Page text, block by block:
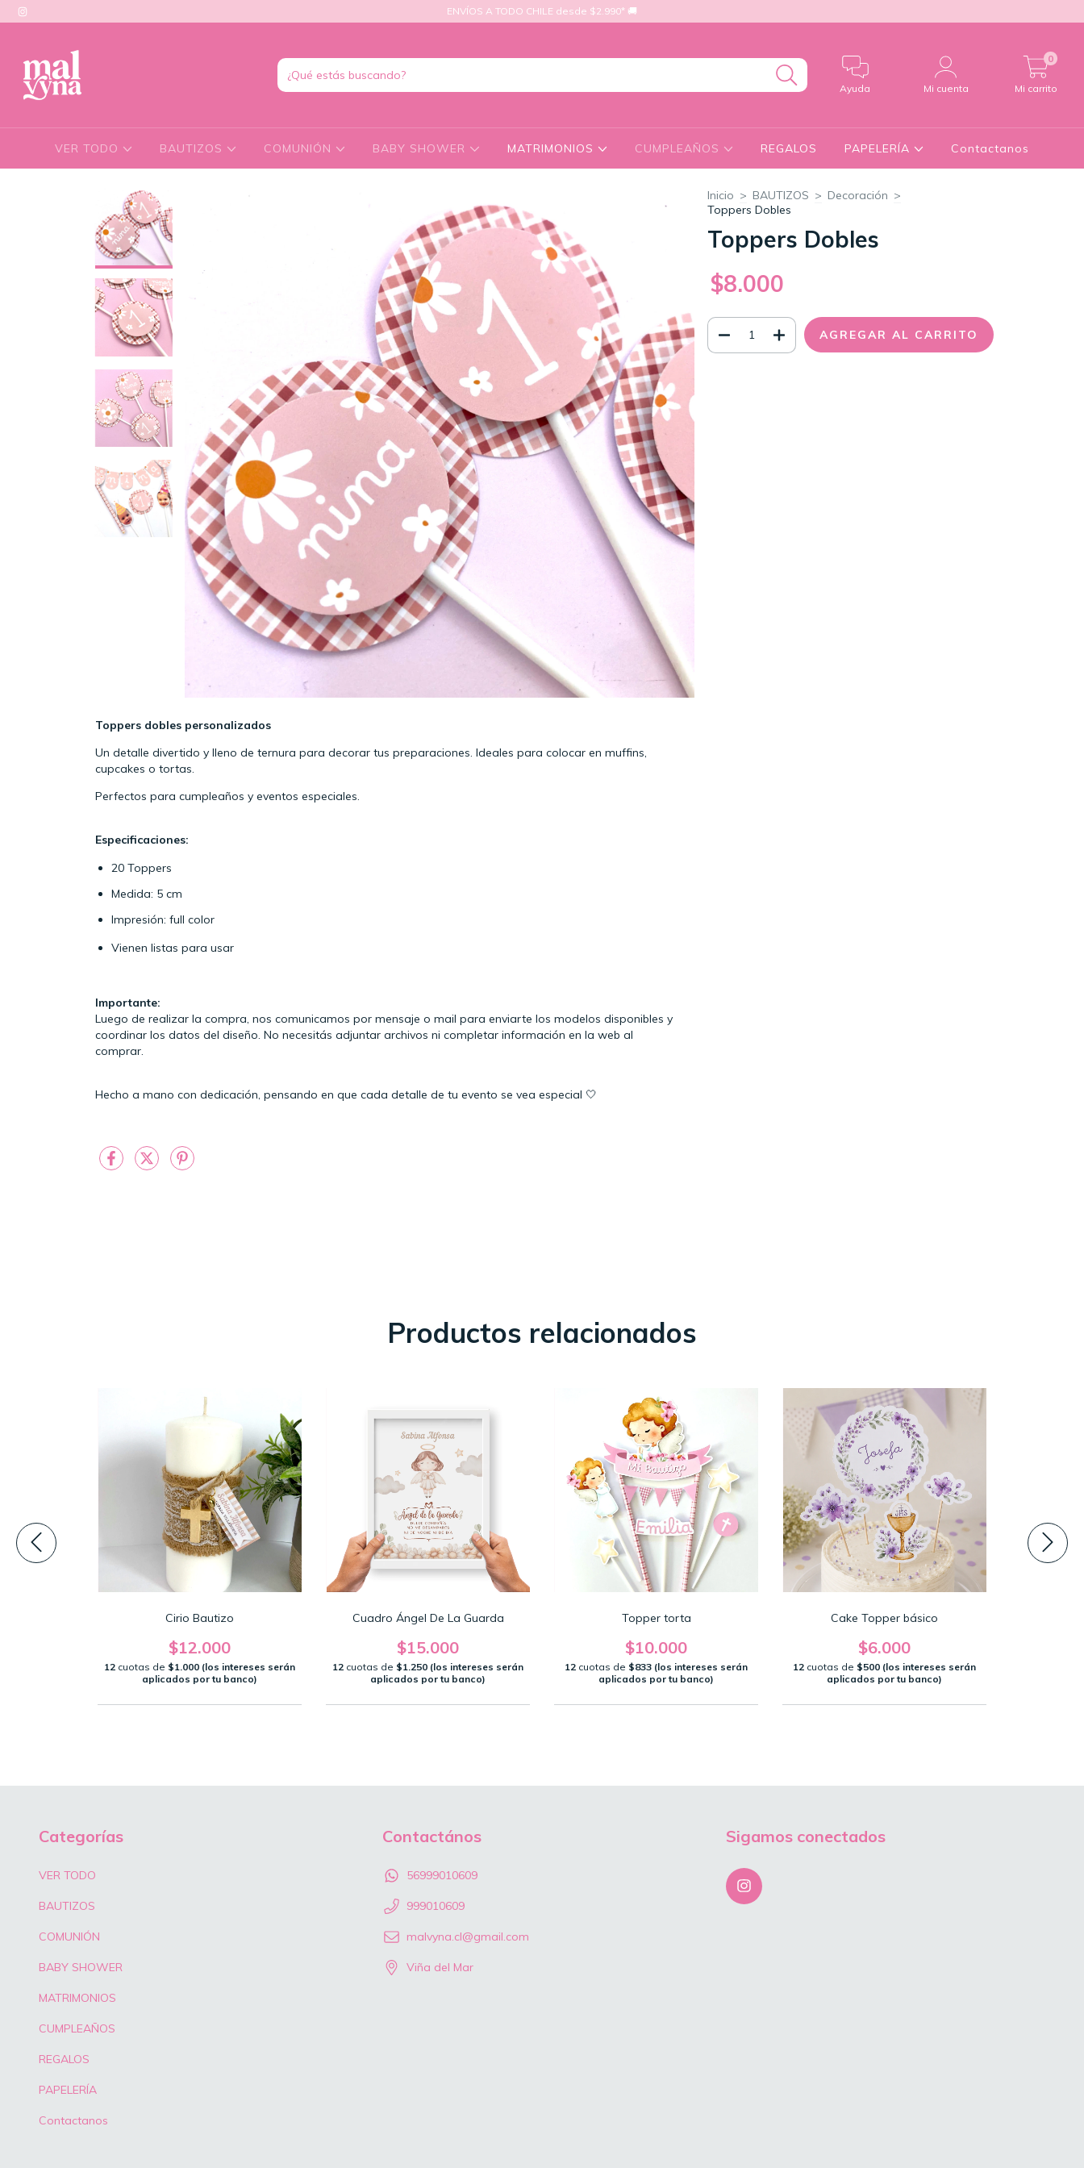
ENVÍOS A TODO CHILE desde $2.990* 🚚
Ayuda Mi cuenta Mi carrito
0
VER TODO BAUTIZOS COMUNIÓN BABY SHOWER MATRIMONIOS CUMPLEAÑOS REGALOS PAPELERÍA Contactanos
Toppers dobles personalizados
Un detalle divertido y lleno de ternura para decorar tus preparaciones. Ideales para colocar en muffins,
cupcakes o tortas.
Perfectos para cumpleaños y eventos especiales.
Especificaciones:
20 Toppers
Medida: 5 cm
Impresión: full color
Vienen listas para usar
Importante:
Luego de realizar la compra, nos comunicamos por mensaje o mail para enviarte los modelos disponibles y
coordinar los datos del diseño. No necesitás adjuntar archivos ni completar información en la web al
comprar.
Hecho a mano con dedicación, pensando en que cada detalle de tu evento se vea especial 🤍
Inicio > BAUTIZOS > Decoración >
Toppers Dobles
Toppers Dobles
$8.000
Productos relacionados
Cirio Bautizo
$12.000
12 cuotas de $1.000 (los intereses serán
aplicados por tu banco)
Cuadro Ángel De La Guarda
$15.000
12 cuotas de $1.250 (los intereses serán
aplicados por tu banco)
Topper torta
$10.000
12 cuotas de $833 (los intereses serán
aplicados por tu banco)
Cake Topper básico
$6.000
12 cuotas de $500 (los intereses serán
aplicados por tu banco)
Categorías
VER TODO
BAUTIZOS
COMUNIÓN
BABY SHOWER
MATRIMONIOS
CUMPLEAÑOS
REGALOS
PAPELERÍA
Contactanos
Contactános
56999010609
999010609
malvyna.cl@gmail.com
Viña del Mar
Sigamos conectados